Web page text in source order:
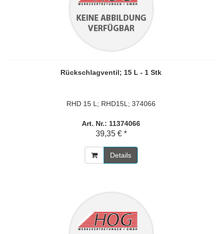
Rückschlagventil; 15 L - 1 Stk
RHD 15 L; RHD15L; 374066
Art. Nr.: 11374066
39,35 € *
Details